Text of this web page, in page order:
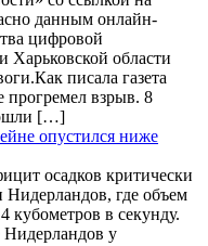
данным онлайн-
цифровой
Харьковской области
писала газета
взрыв. 8
[…]
опустился ниже
осадков критически
где объем
кубометров в секунду.
Нидерландов у